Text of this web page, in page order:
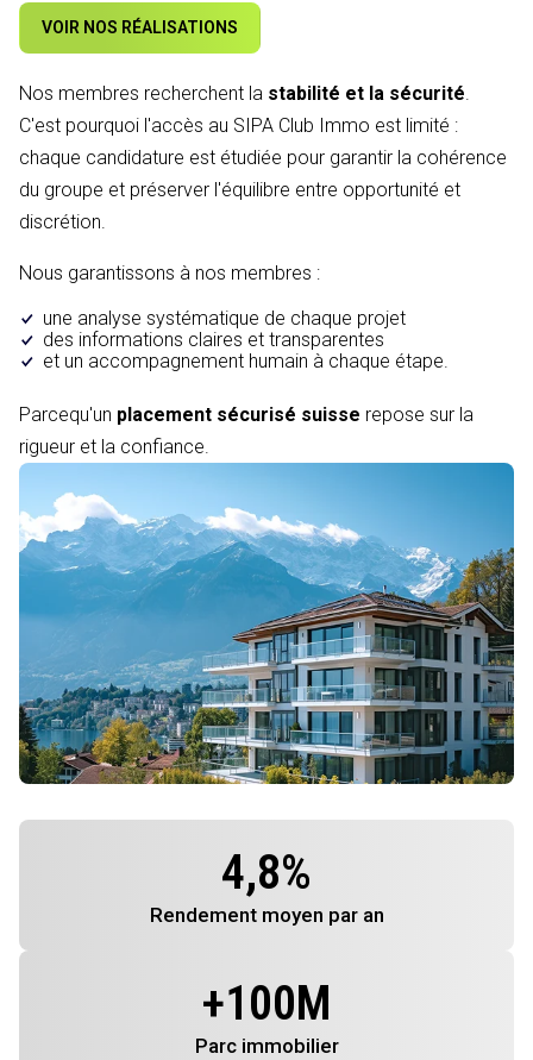
VOIR NOS RÉALISATIONS
Nos membres recherchent la stabilité et la sécurité.
C'est pourquoi l'accès au SIPA Club Immo est limité :
chaque candidature est étudiée pour garantir la cohérence
du groupe et préserver l'équilibre entre opportunité et
discrétion.
Nous garantissons à nos membres :
une analyse systématique de chaque projet
des informations claires et transparentes
et un accompagnement humain à chaque étape.
Parcequ'un placement sécurisé suisse repose sur la
rigueur et la confiance.
4,8%
Rendement moyen par an
+100M
Parc immobilier